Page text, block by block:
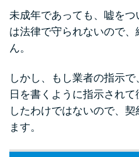
未成年であっても、嘘を
は法律で守られないので
ん。
しかし、もし業者の指示
日を書くように指示され
したわけではないので、
ます。